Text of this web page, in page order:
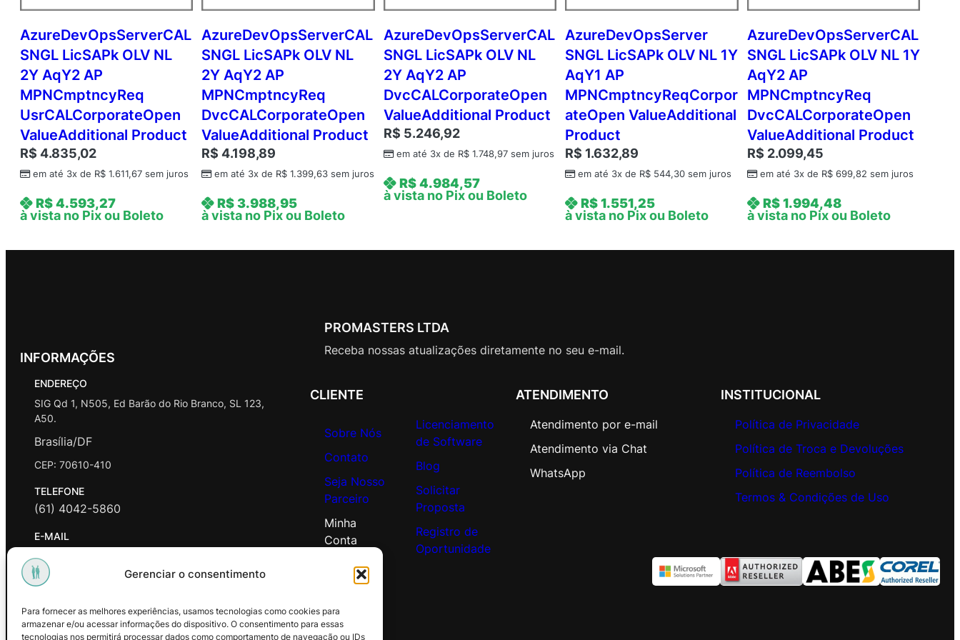
Gerenciar o consentimento
Para fornecer as melhores experiências, usamos tecnologias como cookies para
armazenar e/ou acessar informações do dispositivo. O consentimento para essas
tecnologias nos permitirá processar dados como comportamento de navegação ou IDs
C
o
r
p
o
r
a
t
e
p
e
A
d
AzureDevOpsServerCAL
SNGL LicSAPk OLV NL
2Y AqY2 AP
MPNCmptncyReq
UsrCALCorporateOpen
ValueAdditional Product
R$ 4.835,02
em até 3x de R$ 1.611,67 sem juros
R$4.593,27
à vista no Pix ou Boleto
AzureDevOpsServerCAL
SNGL LicSAPk OLV NL
2Y AqY2 AP
MPNCmptncyReq
DvcCALCorporateOpen
ValueAdditional Product
R$ 4.198,89
em até 3x de R$ 1.399,63 sem juros
R$3.988,95
à vista no Pix ou Boleto
AzureDevOpsServerCAL
SNGL LicSAPk OLV NL
2Y AqY2 AP
DvcCALCorporateOpen
ValueAdditional Product
R$ 5.246,92
em até 3x de R$1.748,97sem juros
R$4.984,57
à vista no Pix ou Boleto
AzureDevOpsServer
SNGL LicSAPk OLV NL 1Y
AqY1 AP
MPNCmptncyReqCorpor
ateOpen ValueAdditional
Product
R$ 1.632,89
em até 3x de R$ 544,30 sem juros
R$1.551,25
à vista no Pix ou Boleto
AzureDevOpsServerCAL
SNGL LicSAPk OLV NL 1Y
AqY2 AP
MPNCmptncyReq
DvcCALCorporateOpen
ValueAdditional Product
R$ 2.099,45
em até 3x de R$699,82 sem juros
R$1.994,48
à vista no Pix ou Boleto
INFORMAÇÕES
ENDEREÇO
SIG Qd 1, N505, Ed Barão do Rio Branco, SL 123,
A50.
Brasília/DF
CEP: 70610-410
TELEFONE
(61) 4042-5860
E-MAIL
contato@promasters.net.br
HORÁRIO DE ATENDIMENTO
Facebook Instagram Youtube
PROMASTERS LTDA
Receba nossas atualizações diretamente no seu e-mail.
CLIENTE
Sobre Nós
Contato
Seja Nosso
Parceiro
Minha
Conta
Licenciamento
de Software
Blog
Solicitar
Proposta
Registro de
Oportunidade
ATENDIMENTO
Atendimento por e-mail
Atendimento via Chat
WhatsApp
INSTITUCIONAL
Política de Privacidade
Política de Troca e Devoluções
Política de Reembolso
Termos & Condições de Uso